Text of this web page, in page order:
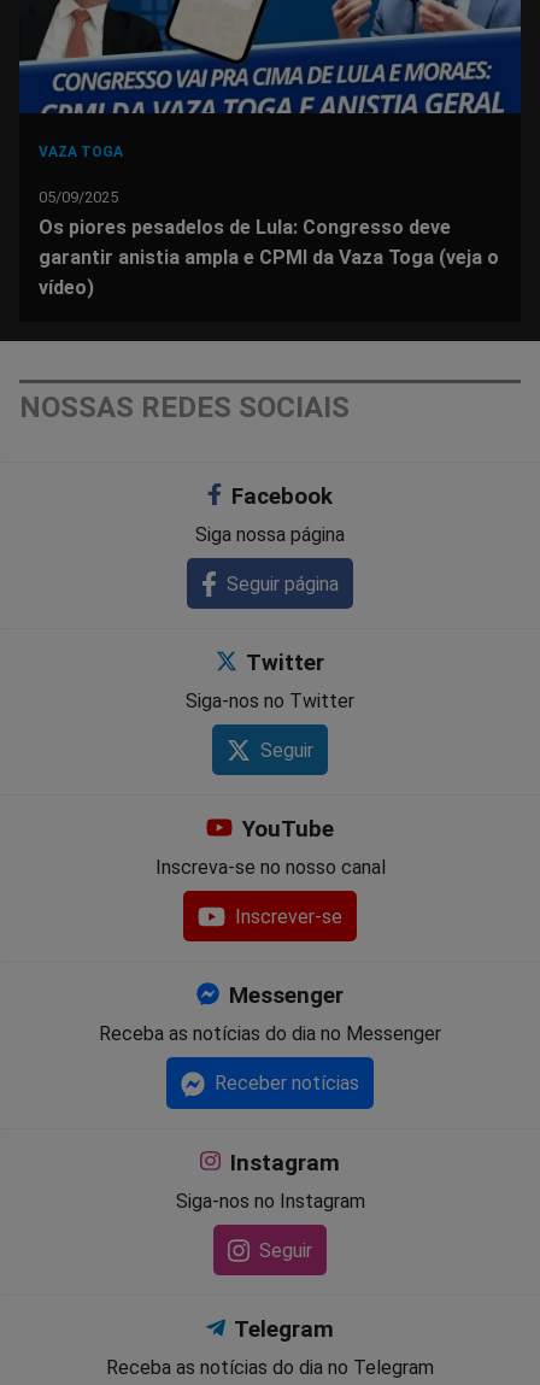
VAZA TOGA
05/09/2025
Os piores pesadelos de Lula: Congresso deve
garantir anistia ampla e CPMI da Vaza Toga (veja o
vídeo)
NOSSAS REDES SOCIAIS
Facebook
Siga nossa página
Seguir página
Twitter
Siga-nos no Twitter
Seguir
YouTube
Inscreva-se no nosso canal
Inscrever-se
Messenger
Receba as notícias do dia no Messenger
Receber notícias
Instagram
Siga-nos no Instagram
Seguir
Telegram
Receba as notícias do dia no Telegram